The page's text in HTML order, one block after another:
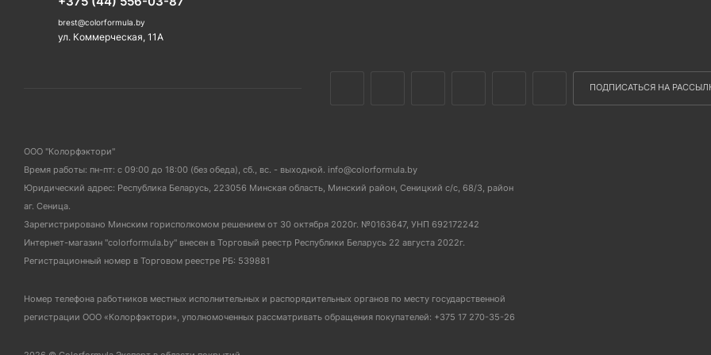
brest@colorformula.by
ул. Коммерческая, 11А
ПОДПИСАТЬСЯ НА
ООО "Колорфэктори"
Время работы: пн-пт: с 09:00 до 18:00 (без обеда), сб., вс. - выходной. info@colorformula.by
Юридический адрес: Республика Беларусь, 223056 Минская область, Минский район, Сеницкий с/с, 68/3, район
аг. Сеница.
Зарегистрировано Минским горисполкомом решением от 30 октября 2020г. №0163647, УНП 692172242
Интернет-магазин "colorformula.by" внесен в Торговый реестр Республики Беларусь 22 августа 2022г.
Регистрационный номер в Торговом реестре РБ: 539881
Номер телефона работников местных исполнительных и распорядительных органов по месту государственной
регистрации ООО «Колорфэктори», уполномоченных рассматривать обращения покупателей: +375 17 270-35-26